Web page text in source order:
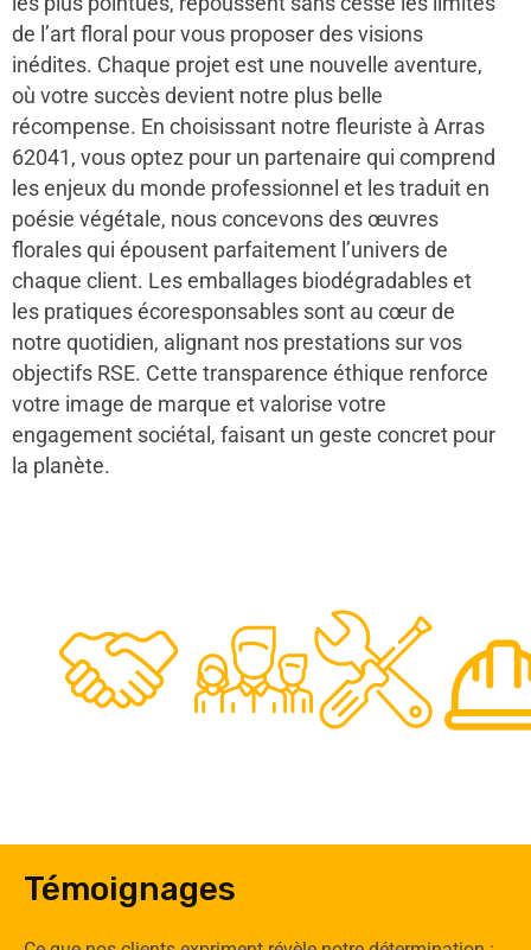
de l’art floral pour vous proposer des visions
inédites. Chaque projet est une nouvelle aventure,
où votre succès devient notre plus belle
récompense. En choisissant notre fleuriste à Arras
62041, vous optez pour un partenaire qui comprend
les enjeux du monde professionnel et les traduit en
poésie végétale, nous concevons des œuvres
florales qui épousent parfaitement l’univers de
chaque client. Les emballages biodégradables et
les pratiques écoresponsables sont au cœur de
notre quotidien, alignant nos prestations sur vos
objectifs RSE. Cette transparence éthique renforce
votre image de marque et valorise votre
engagement sociétal, faisant un geste concret pour
la planète.
48
0
50
Experts
Témoignages